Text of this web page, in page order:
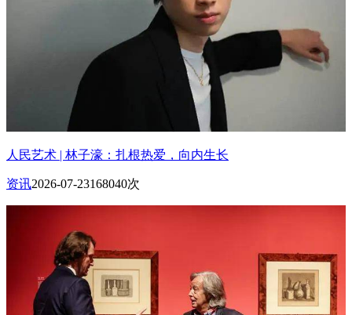
人民艺术 | 林子濠：扎根热爱，向内生长
资讯2026-07-23168040次